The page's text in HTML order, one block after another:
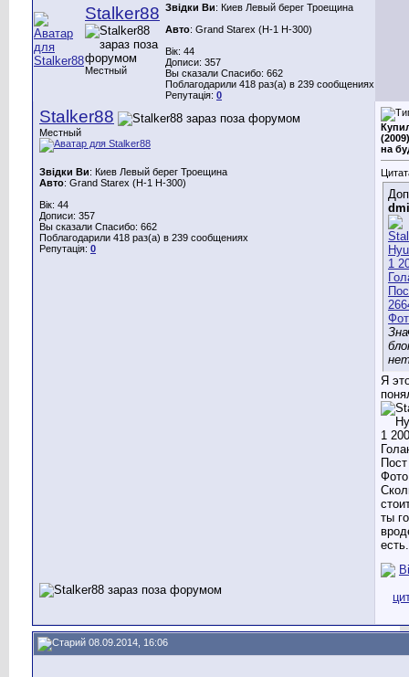
Stalker88
Местный
Звідки Ви: Киев Левый берег Троещина
Авто: Grand Starex (H-1 H-300)
Вік: 44
Дописи: 357
Вы сказали Спасибо: 662
Поблагодарили 418 раз(а) в 239 сообщениях
Репутація: 0
Stalker88
Местный
Звідки Ви: Киев Левый берег Троещина
Авто: Grand Starex (H-1 H-300)
Вік: 44
Дописи: 357
Вы сказали Спасибо: 662
Поблагодарили 418 раз(а) в 239 сообщениях
Репутація: 0
на
Я
ты
есть.
08.09.2014, 16:06